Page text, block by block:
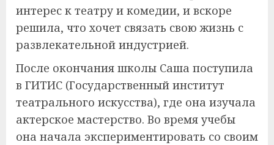
интерес к театру и комедии, и вскоре
решила, что хочет связать свою жизнь с
развлекательной индустрией.
После окончания школы Саша поступила
в ГИТИС (Государственный институт
театрального искусства), где она изучала
актерское мастерство. Во время учебы
она начала экспериментировать со своим